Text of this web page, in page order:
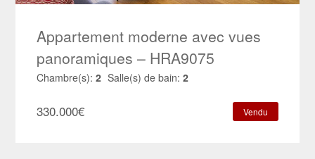
Appartement moderne avec vues
panoramiques – HRA9075
Chambre(s): 2 Salle(s) de bain: 2
330.000€ Vendu